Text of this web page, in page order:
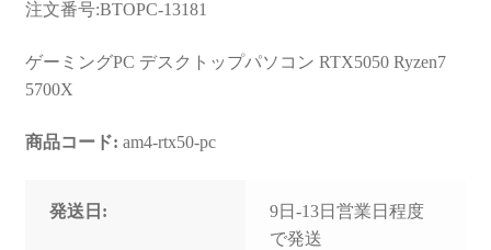
注文番号:BTOPC-13181
ゲーミングPC デスクトップパソコン RTX5050 Ryzen7
5700X
商品コード: am4-rtx50-pc
発送日:
9日-13日営業日程度
で発送